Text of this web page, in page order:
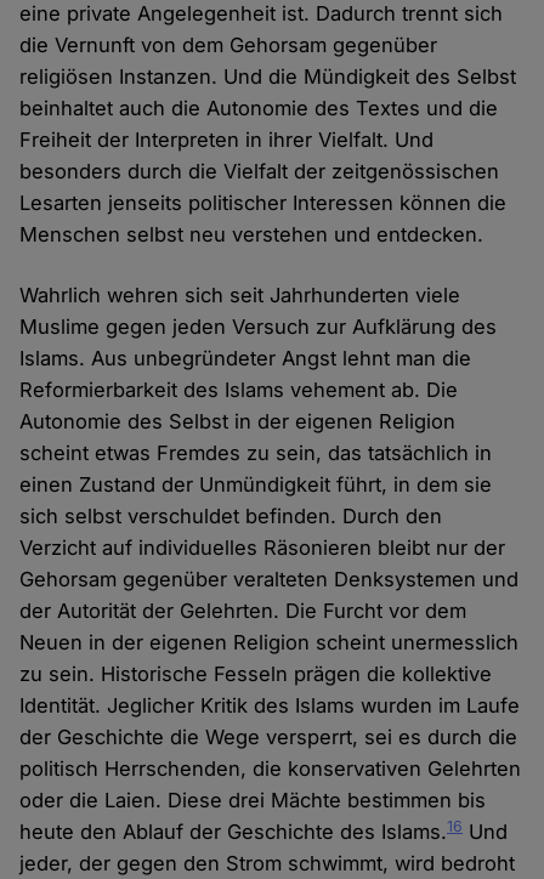
eine private Angelegenheit ist. Dadurch trennt sich
die Vernunft von dem Gehorsam gegenüber
religiösen Instanzen. Und die Mündigkeit des Selbst
beinhaltet auch die Autonomie des Textes und die
Freiheit der Interpreten in ihrer Vielfalt. Und
besonders durch die Vielfalt der zeitgenössischen
Lesarten jenseits politischer Interessen können die
Menschen selbst neu verstehen und entdecken.
Wahrlich wehren sich seit Jahrhunderten viele
Muslime gegen jeden Versuch zur Aufklärung des
Islams. Aus unbegründeter Angst lehnt man die
Reformierbarkeit des Islams vehement ab. Die
Autonomie des Selbst in der eigenen Religion
scheint etwas Fremdes zu sein, das tatsächlich in
einen Zustand der Unmündigkeit führt, in dem sie
sich selbst verschuldet befinden. Durch den
Verzicht auf individuelles Räsonieren bleibt nur der
Gehorsam gegenüber veralteten Denksystemen und
der Autorität der Gelehrten. Die Furcht vor dem
Neuen in der eigenen Religion scheint unermesslich
zu sein. Historische Fesseln prägen die kollektive
Identität. Jeglicher Kritik des Islams wurden im Laufe
der Geschichte die Wege versperrt, sei es durch die
politisch Herrschenden, die konservativen Gelehrten
oder die Laien. Diese drei Mächte bestimmen bis
heute den Ablauf der Geschichte des Islams.16 Und
jeder, der gegen den Strom schwimmt, wird bedroht